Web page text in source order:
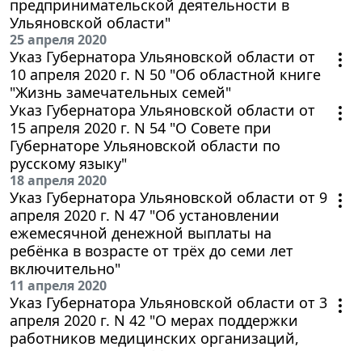
предпринимательской деятельности в
Ульяновской области"
25 апреля 2020
Указ Губернатора Ульяновской области от
10 апреля 2020 г. N 50 "Об областной книге
"Жизнь замечательных семей"
Указ Губернатора Ульяновской области от
15 апреля 2020 г. N 54 "О Совете при
Губернаторе Ульяновской области по
русскому языку"
18 апреля 2020
Указ Губернатора Ульяновской области от 9
апреля 2020 г. N 47 "Об установлении
ежемесячной денежной выплаты на
ребёнка в возрасте от трёх до семи лет
включительно"
11 апреля 2020
Указ Губернатора Ульяновской области от 3
апреля 2020 г. N 42 "О мерах поддержки
работников медицинских организаций,